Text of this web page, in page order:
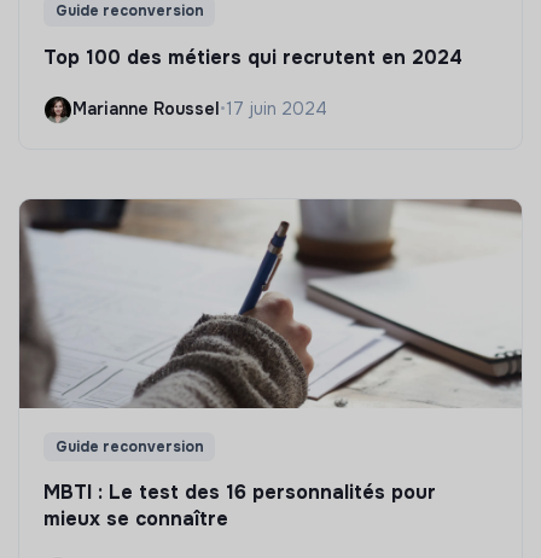
Guide reconversion
Top 100 des métiers qui recrutent en 2024
Marianne Roussel•17 juin 2024
Guide reconversion
MBTI : Le test des 16 personnalités pour
mieux se connaître